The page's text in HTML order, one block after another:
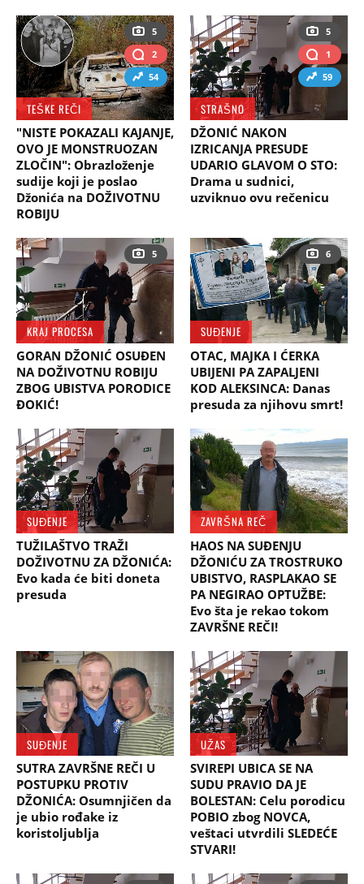
5
2
54
TEŠKE REČI
"NISTE POKAZALI KAJANJE,
OVO JE MONSTRUOZAN
ZLOČIN": Obrazloženje
sudije koji je poslao
Džonića na DOŽIVOTNU
ROBIJU
5
1
59
STRAŠNO
DŽONIĆ NAKON
IZRICANJA PRESUDE
UDARIO GLAVOM O STO:
Drama u sudnici,
uzviknuo ovu rečenicu
5
KRAJ PROCESA
GORAN DŽONIĆ OSUĐEN
NA DOŽIVOTNU ROBIJU
ZBOG UBISTVA PORODICE
ĐOKIĆ!
6
SUĐENJE
OTAC, MAJKA I ĆERKA
UBIJENI PA ZAPALJENI
KOD ALEKSINCA: Danas
presuda za njihovu smrt!
SUĐENJE
TUŽILAŠTVO TRAŽI
DOŽIVOTNU ZA DŽONIĆA:
Evo kada će biti doneta
presuda
ZAVRŠNA REČ
HAOS NA SUĐENJU
DŽONIĆU ZA TROSTRUKO
UBISTVO, RASPLAKAO SE
PA NEGIRAO OPTUŽBE:
Evo šta je rekao tokom
ZAVRŠNE REČI!
SUĐENJE
SUTRA ZAVRŠNE REČI U
POSTUPKU PROTIV
DŽONIĆA: Osumnjičen da
je ubio rođake iz
koristoljublja
UŽAS
SVIREPI UBICA SE NA
SUDU PRAVIO DA JE
BOLESTAN: Celu porodicu
POBIO zbog NOVCA,
veštaci utvrdili SLEDEĆE
STVARI!